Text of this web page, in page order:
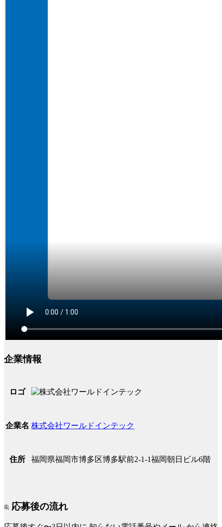
企業情報
ロゴ
企業名 株式会社ワールドインテック
住所 福岡県福岡市博多区博多駅前2-1-1福岡朝日ビル6階
応募後の流れ